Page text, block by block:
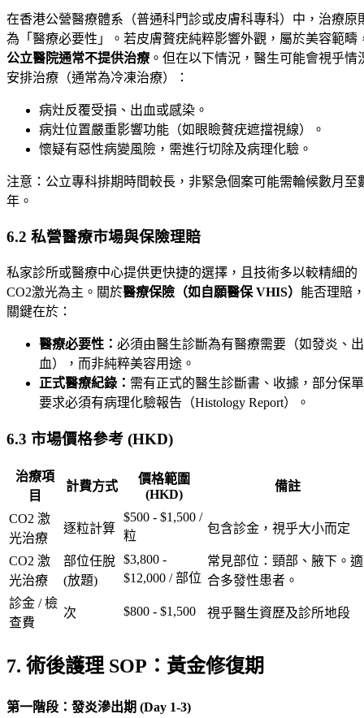
在香港公營醫療體系（普通科門診或皮膚科專科）中，治療原
為「醫療必要性」。若皮膚贅疣純粹影響外觀，屬於美容範疇
公立醫院通常不提供治療 。但在以下情況，醫生可能會視乎情
安排治療（通常為冷凍治療）：
病灶反覆受損、出血或感染。
病灶位置嚴重影響功能（如眼瞼贅疣遮擋視線）。
懷疑有惡性病變風險，需進行切除及病理化驗。
注意：公立專科排期時間較長，非緊急個案可能需輪候數月至
年。
6.2 私營醫療市場與保險理賠
私家診所或醫療中心提供更快捷的選擇，且技術多以較精細的
CO2激光為主。關於醫療保險（如自願醫保 VHIS） 能否理賠
關鍵在於：
醫療必要性： 必須由醫生診斷為有醫療需要（如發炎、出
血），而非純粹美容用途。
正式醫療紀錄： 需有正式的醫生診斷書、收據，部分保單
要求必須有病理化驗報告（Histology Report）。
6.3 市場價格參考 (HKD)
治療項
目
計費方式
價格範圍
(HKD)
備註
CO2 激
光治療
逐粒計算
$500 - $1,500 /
粒
包含診金，視乎大小而定
CO2 激
光治療
部位任脫
(放題)
$3,800 -
$12,000 / 部位
常見部位：頸部、腋下。適
合多發性患者。
診金 / 檢
查費
次 $800 - $1,500 視乎醫生資歷及診所地段
7. 術後護理 SOP：黃金修復期
第一階段：發炎滲出期 (Day 1-3)